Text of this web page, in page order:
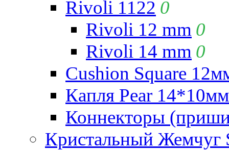
Rivoli 1122 0
Rivoli 12 mm 0
Rivoli 14 mm 0
Cushion Square
Капля Pear
Коннекторы
Кристальный Жемчуг